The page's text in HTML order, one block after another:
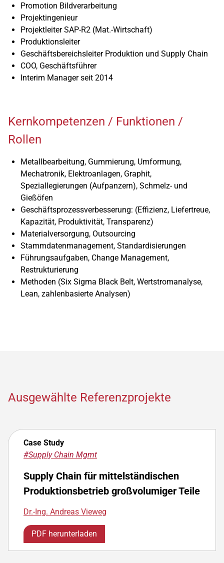
Promotion Bildverarbeitung
Projektingenieur
Projektleiter SAP-R2 (Mat.-Wirtschaft)
Produktionsleiter
Geschäftsbereichsleiter Produktion und Supply Chain
COO, Geschäftsführer
Interim Manager seit 2014
Kernkompetenzen / Funktionen /
Rollen
Metallbearbeitung, Gummierung, Umformung,
Mechatronik, Elektroanlagen, Graphit,
Speziallegierungen (Aufpanzern), Schmelz- und
Gießöfen
Geschäftsprozessverbesserung: (Effizienz, Liefertreue,
Kapazität, Produktivität, Transparenz)
Materialversorgung, Outsourcing
Stammdatenmanagement, Standardisierungen
Führungsaufgaben, Change Management,
Restrukturierung
Methoden (Six Sigma Black Belt, Wertstromanalyse,
Lean, zahlenbasierte Analysen)
Ausgewählte Referenzprojekte
Case Study
#Supply Chain Mgmt
Supply Chain für mittelständischen
Produktionsbetrieb großvolumiger Teile
Dr.-Ing. Andreas Vieweg
PDF herunterladen